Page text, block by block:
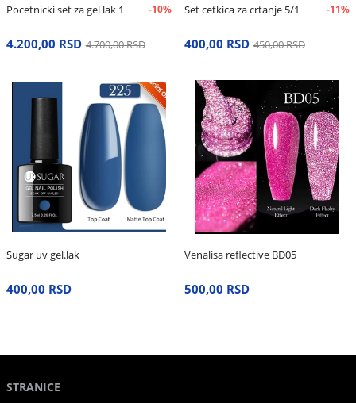
Pocetnicki set za gel lak 1 -10%
4.200,00 RSD 4.700,00 RSD
Set cetkica za crtanje 5/1 -11%
400,00 RSD 450,00 RSD
Sugar uv gel.lak
400,00 RSD
Venalisa reflective BD05
500,00 RSD
STRANICE